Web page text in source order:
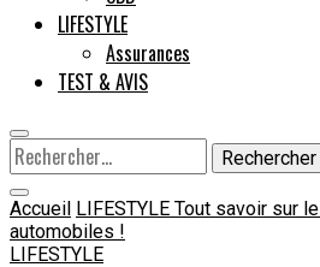
LIFESTYLE
Assurances
TEST & AVIS
Rechercher :
Accueil LIFESTYLE Tout savoir sur
automobiles !
LIFESTYLE